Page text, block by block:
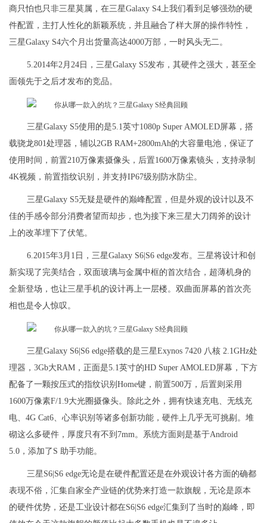
商只怕也只非三星莫属，在三星Galaxy S4上我们看到足够强劲的硬
件配置，主打人性化的新颖系统，并且融合了样大屏的操作特性，
三星Galaxy S4六个月出货量高达4000万部，一时风头无二。
5.2014年2月24日，三星Galaxy S5发布，其硬件之强大，甚至全
面领先于之后才发布的竞品。
三星Galaxy S5使用的是5.1英寸1080p Super AMOLED屏幕，搭
载骁龙801处理器，辅以2GB RAM+2800mAh的大容量电池，保证了
使用时间，前置210万像素摄像头，后置1600万像素镜头，支持录制
4K视频，前置指纹识别，并支持IP67级别防水防尘。
三星Galaxy S5无疑是硬件的巅峰配置，但是外观的设计以及不
佳的手感令部分消费者望而却步，也为接下来三星大刀阔斧的设计
上的改革埋下了伏笔。
6.2015年3月1日，三星Galaxy S6|S6 edge发布。三星将设计和创
新实现了完美结合，双面玻璃与金属中框的首次结合，超薄机身的
全新登场，也让三星手机的设计再上一层楼。双曲面屏幕的首次亮
相也是令人惊叹。
三星Galaxy S6|S6 edge搭载的是三星Exynos 7420 八核 2.1GHz处
理器，3Gb大RAM，正面是5.1英寸的HD Super AMOLED屏幕，下方
配备了一颗按压式的指纹识别Home键，前置500万，后置则采用
1600万像素F/1.9大光圈摄像头。除此之外，拥有快速充电、无线充
电、4G Cat6、心率识别等诸多创新功能，硬件上几乎无可挑剔。堆
砌这么多硬件，厚度只有不到7mm。系统方面则是基于Android
5.0，添加了S 助手功能。
三星S6|S6 edge无论是在硬件配置还是在外观设计各方面的确都
表现不俗，汇集自家全产业链的优势来打造一款旗舰，无论是原本
的硬件优势，还是工业设计都在S6|S6 edge汇集到了当时的巅峰，即